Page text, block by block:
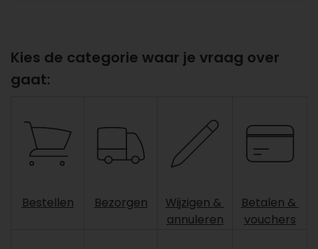
Kies de categorie waar je vraag over
gaat:
Bestellen Bezorgen
Wijzigen &
annuleren
Betalen &
vouchers